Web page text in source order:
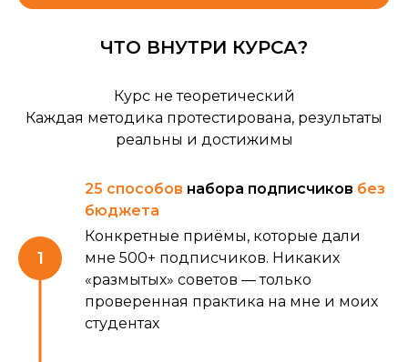
ЧТО ВНУТРИ КУРСА?
Курс не теоретический
Каждая методика протестирована, результаты
реальны и достижимы
25 способов набора подписчиков без
бюджета
Конкретные приёмы, которые дали
мне 500+ подписчиков. Никаких
«размытых» советов — только
проверенная практика на мне и моих
студентах